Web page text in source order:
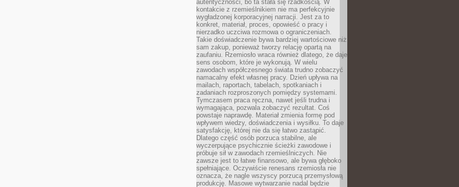
autentyczności, bo ta stała się rzadkością. W
kontakcie z rzemieślnikiem nie ma perfekcyjnie
wygładzonej korporacyjnej narracji. Jest za to
konkret, materiał, proces, opowieść o pracy i
nierzadko uczciwa rozmowa o ograniczeniach.
Takie doświadczenie bywa bardziej wartościowe niż
sam zakup, ponieważ tworzy relację opartą na
zaufaniu. Rzemiosło wraca również dlatego, że daje
sens osobom, które je wykonują. W wielu
zawodach współczesnego świata trudno zobaczyć
namacalny efekt własnej pracy. Dzień upływa na
mailach, raportach, tabelach, spotkaniach i
zadaniach rozproszonych pomiędzy systemami.
Tymczasem praca ręczna, nawet jeśli trudna i
wymagająca, pozwala zobaczyć rezultat. Coś
powstaje naprawdę. Materiał zmienia formę pod
wpływem wiedzy, doświadczenia i wysiłku. To daje
satysfakcję, której nie da się łatwo zastąpić.
Dlatego część osób porzuca stabilne, ale
wyczerpujące psychicznie ścieżki zawodowe i
próbuje sił w zawodach rzemieślniczych. Nie
zawsze jest to łatwe finansowo, ale bywa głęboko
spełniające. Oczywiście renesans rzemiosła nie
oznacza, że nagle wszyscy porzucą przemysłową
produkcję. Masowe wytwarzanie nadal będzie